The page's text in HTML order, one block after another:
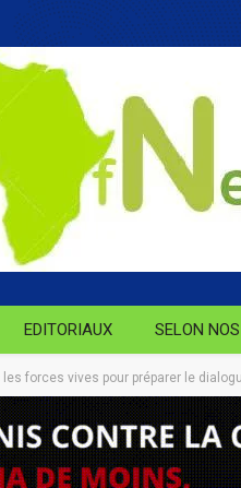
EDITORIAUX SELON
forces vives pour préparer le